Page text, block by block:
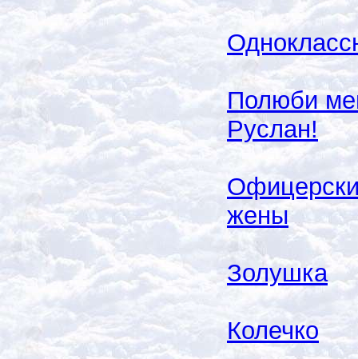
Полюби
Руслан!
жены
Золушка
Колечко